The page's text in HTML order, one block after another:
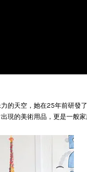
的天空，她在25年前研發
現的美術用品，更是一般家